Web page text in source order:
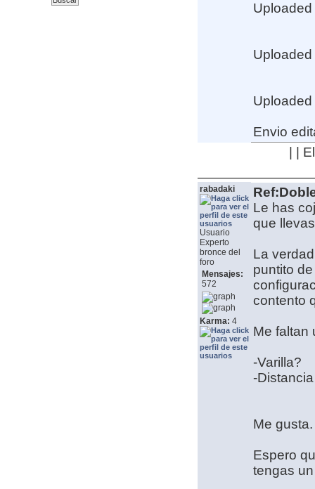
Envio
| |
rabadaki
Usuario
Experto
bronce del
foro
Mensajes:
572
Karma: 4
Le has
que
La
puntito
contento
Me faltan
-Varilla?
-
Me gusta.
Espero
tengas